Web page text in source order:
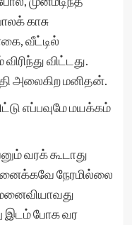
காசு
வீட்டில்
விட்டது.
அலைகிற மனிதன்.
எப்பவுமே மயக்கம்
வரக் கூடாது
நேரமில்லை
இடம் போக வர